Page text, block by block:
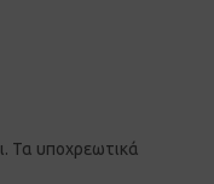
Τα υποχρεωτικά